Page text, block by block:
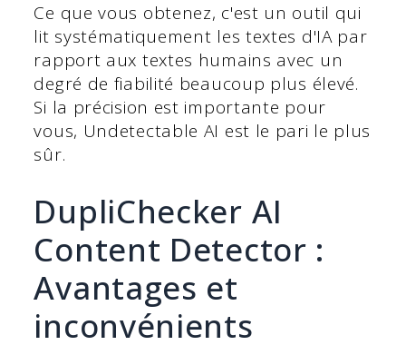
Ce que vous obtenez, c'est un outil qui
lit systématiquement les textes d'IA par
rapport aux textes humains avec un
degré de fiabilité beaucoup plus élevé.
Si la précision est importante pour
vous, Undetectable AI est le pari le plus
sûr.
DupliChecker AI
Content Detector :
Avantages et
inconvénients